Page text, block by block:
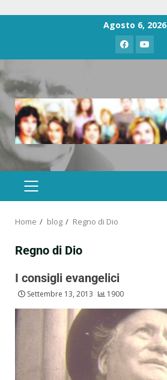
Agosto 6, 2026
Home blog Regno di Dio
Regno di Dio
I consigli evangelici
Settembre 13, 2013 1900